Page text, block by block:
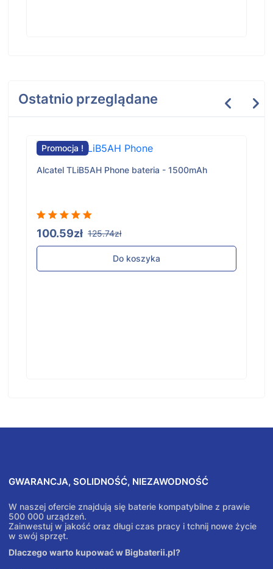
Ostatnio przeglądane
Promocja !
Alcatel TLiB5AH Phone bateria - 1500mAh
100.59zł 125.74zł
Do koszyka
GWARANCJA, SOLIDNOŚĆ, NIEZAWODNOŚĆ
W naszej ofercie znajdują się baterie kompatybilne z prawie
500 000 urządzeń.
Zainwestuj w jakość oraz długi czas pracy i tchnij nowe życie
w swój sprzęt.
Dlaczego warto kupować w Bigbaterii.pl?